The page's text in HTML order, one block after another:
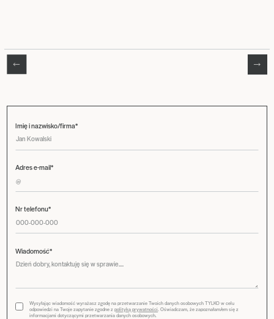
Imię i nazwisko/firma*
Adres e-mail*
Nr telefonu*
Wiadomość*
Wysyłając wiadomość wyrażasz zgodę na przetwarzanie Twoich danych osobowych TYLKO w celu
odpowiedzi na Twoje zapytanie zgodne zpolityką prywatności . Oświadczam, że zapoznałam/em się z
informacjami dotyczącymi przetwarzania danych osobowych.